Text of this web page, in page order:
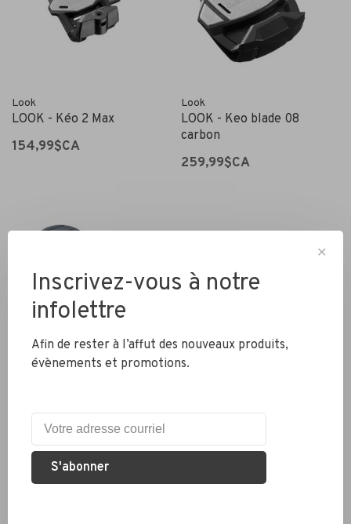
Look
LOOK - Kéo 2 Max
154,99$CA
Look
LOOK - Keo blade 08
carbon
259,99$CA
LOOK - Keo Grip - New Grip
Compound - 4.5 degrés
39,99$CA
✕
Inscrivez-vous à notre
infolettre
Afin de rester à l’affut des nouveaux produits,
évènements et promotions.
S'abonner